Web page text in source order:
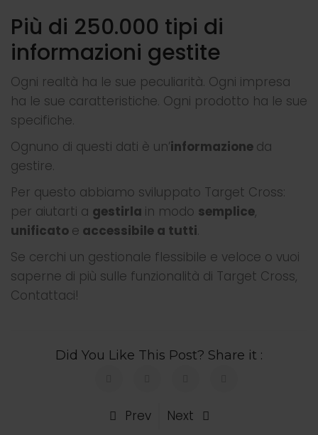
Più di 250.000 tipi di
informazioni gestite
Ogni realtà ha le sue peculiarità. Ogni impresa
ha le sue caratteristiche. Ogni prodotto ha le sue
specifiche.
Ognuno di questi dati è un’informazione da
gestire.
Per questo abbiamo sviluppato Target Cross:
per aiutarti a gestirla in modo semplice,
unificato e accessibile a tutti.
Se cerchi un gestionale flessibile e veloce o vuoi
saperne di più sulle funzionalità di Target Cross,
Contattaci!
Did You Like This Post? Share it :
Prev Next